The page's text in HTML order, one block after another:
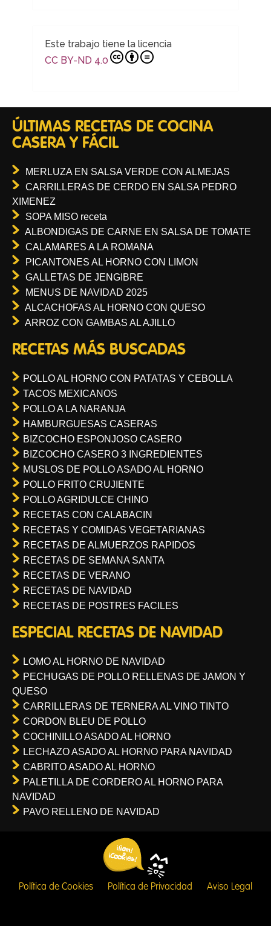
Este trabajo tiene la licencia
CC BY-ND 4.0
ÚLTIMAS RECETAS DE COCINA
CASERA Y FÁCIL
MERLUZA EN SALSA VERDE CON ALMEJAS
CARRILLERAS DE CERDO EN SALSA PEDRO
XIMENEZ
SOPA MISO receta
ALBONDIGAS DE CARNE EN SALSA DE TOMATE
CALAMARES A LA ROMANA
PICANTONES AL HORNO CON LIMON
GALLETAS DE JENGIBRE
MENUS DE NAVIDAD 2025
ALCACHOFAS AL HORNO CON QUESO
ARROZ CON GAMBAS AL AJILLO
RECETAS MÁS BUSCADAS
POLLO AL HORNO CON PATATAS Y CEBOLLA
TACOS MEXICANOS
POLLO A LA NARANJA
HAMBURGUESAS CASERAS
BIZCOCHO ESPONJOSO CASERO
BIZCOCHO CASERO 3 INGREDIENTES
MUSLOS DE POLLO ASADO AL HORNO
POLLO FRITO CRUJIENTE
POLLO AGRIDULCE CHINO
RECETAS CON CALABACIN
RECETAS Y COMIDAS VEGETARIANAS
RECETAS DE ALMUERZOS RAPIDOS
RECETAS DE SEMANA SANTA
RECETAS DE VERANO
RECETAS DE NAVIDAD
RECETAS DE POSTRES FACILES
ESPECIAL RECETAS DE NAVIDAD
LOMO AL HORNO DE NAVIDAD
PECHUGAS DE POLLO RELLENAS DE JAMON Y
QUESO
CARRILLERAS DE TERNERA AL VINO TINTO
CORDON BLEU DE POLLO
COCHINILLO ASADO AL HORNO
LECHAZO ASADO AL HORNO PARA NAVIDAD
CABRITO ASADO AL HORNO
PALETILLA DE CORDERO AL HORNO PARA
NAVIDAD
PAVO RELLENO DE NAVIDAD
Política de Cookies Política de Privacidad Aviso Legal